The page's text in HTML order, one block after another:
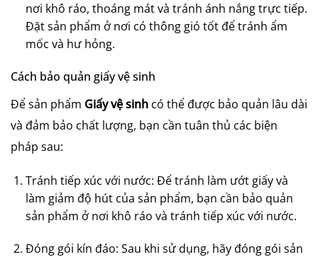
nơi khô ráo, thoáng mát và tránh ánh nắng trực tiếp.
Đặt sản phẩm ở nơi có thông gió tốt để tránh ẩm
mốc và hư hỏng.
Cách bảo quản giấy vệ sinh
Để sản phẩm Giấy vệ sinh có thể được bảo quản lâu dài
và đảm bảo chất lượng, bạn cần tuân thủ các biện
pháp sau:
Tránh tiếp xúc với nước: Để tránh làm ướt giấy và
làm giảm độ hút của sản phẩm, bạn cần bảo quản
sản phẩm ở nơi khô ráo và tránh tiếp xúc với nước.
Đóng gói kín đáo: Sau khi sử dụng, hãy đóng gói sản